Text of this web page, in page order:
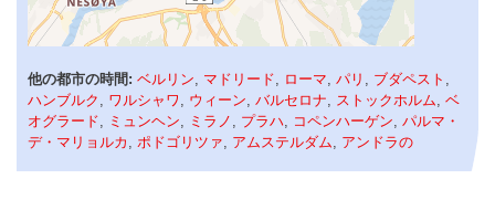
他の都市の時間: ベルリン マドリード ローマ パリ ブダペスト
ハンブルク
ワルシャワ ウィーン バルセロナ ストックホルム ベ
オグラード
ミュンヘン ミラノ プラハ コペンハーゲン パルマ・
デ・マリョルカ
ポドゴリツァ アムステルダム アンドラの